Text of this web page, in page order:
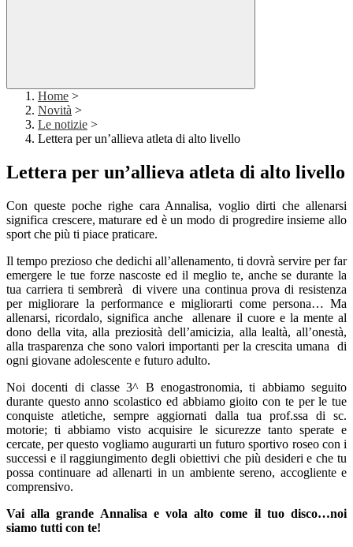
Home >
Novità >
Le notizie >
Lettera per un’allieva atleta di alto livello
Lettera per un’allieva atleta di alto livello
Con queste poche righe cara Annalisa, voglio dirti che allenarsi
significa crescere, maturare ed è un modo di progredire insieme allo
sport che più ti piace praticare.
Il tempo prezioso che dedichi all’allenamento, ti dovrà servire per far
emergere le tue forze nascoste ed il meglio te, anche se durante la
tua carriera ti sembrerà di vivere una continua prova di resistenza
per migliorare la performance e migliorarti come persona… Ma
allenarsi, ricordalo, significa anche allenare il cuore e la mente al
dono della vita, alla preziosità dell’amicizia, alla lealtà, all’onestà,
alla trasparenza che sono valori importanti per la crescita umana di
ogni giovane adolescente e futuro adulto.
Noi docenti di classe 3^ B enogastronomia, ti abbiamo seguito
durante questo anno scolastico ed abbiamo gioito con te per le tue
conquiste atletiche, sempre aggiornati dalla tua prof.ssa di sc.
motorie; ti abbiamo visto acquisire le sicurezze tanto sperate e
cercate, per questo vogliamo augurarti un futuro sportivo roseo con i
successi e il raggiungimento degli obiettivi che più desideri e che tu
possa continuare ad allenarti in un ambiente sereno, accogliente e
comprensivo.
Vai alla grande Annalisa e vola alto come il tuo disco…noi
siamo tutti con te!